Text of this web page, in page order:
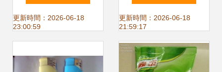
市級監督抽查情況
更新時間：2026-06-18
23:00:59
合村級服務站 日用
雜品供應的鄉村樞
更新時間：2026-06-18
21:59:17